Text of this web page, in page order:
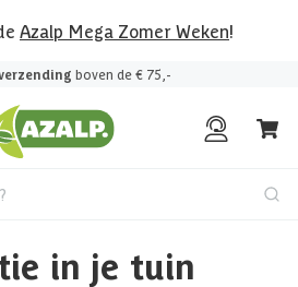
Azalp Mega Zomer Weken!
boven de € 75,-
in je tuin